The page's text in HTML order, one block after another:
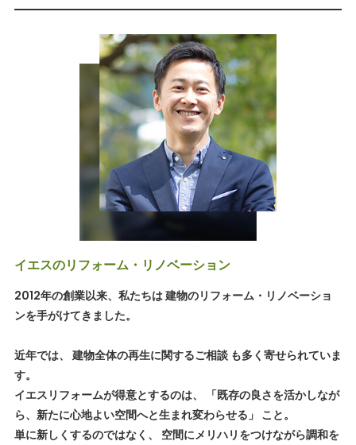
イエスのリフォーム・リノベーション
2012年の創業以来、私たちは 建物のリフォーム・リノベーショ
ンを手がけてきました。
近年では、 建物全体の再生に関するご相談 も多く寄せられていま
す。
イエスリフォームが得意とするのは、 「既存の良さを活かしなが
ら、新たに心地よい空間へと生まれ変わらせる」 こと。
単に新しくするのではなく、 空間にメリハリをつけながら調和を